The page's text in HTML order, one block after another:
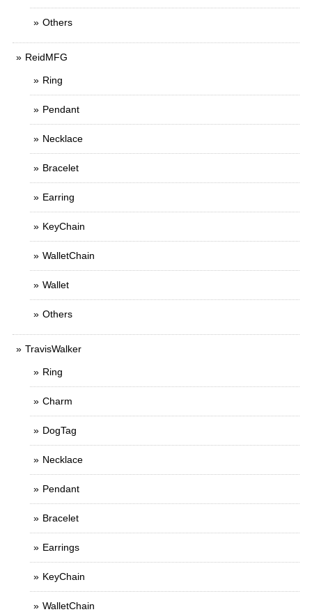
Others
ReidMFG
Ring
Pendant
Necklace
Bracelet
Earring
KeyChain
WalletChain
Wallet
Others
TravisWalker
Ring
Charm
DogTag
Necklace
Pendant
Bracelet
Earrings
KeyChain
WalletChain